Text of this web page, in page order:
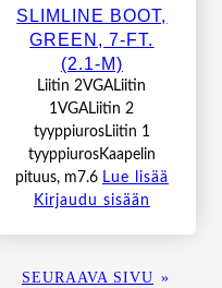
SLIMLINE BOOT,
GREEN, 7-FT.
(2.1-M)
Liitin 2VGALiitin
1VGALiitin 2
tyyppiurosLiitin 1
tyyppiurosKaapelin
pituus, m7.6 Lue lisää
Kirjaudu sisään
SEURAAVA SIVU »